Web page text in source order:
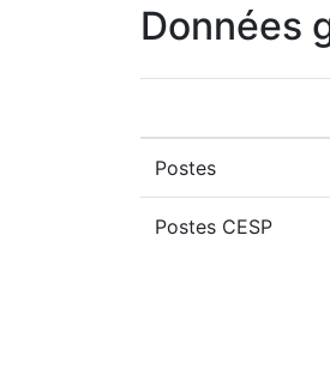
Données
Postes
Postes CESP